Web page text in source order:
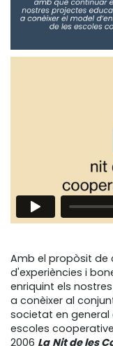
Amb el propòsit de
d'experiències i
enriquint els
a conèixer al
societat en general
escoles
2006 La Nit de les